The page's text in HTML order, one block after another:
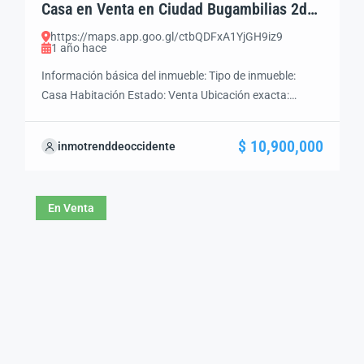
Casa en Venta en Ciudad Bugambilias 2da
Sección, Zapopan | Jardín y Amplios
Espacios
https://maps.app.goo.gl/ctbQDFxA1YjGH9iz9
1 año hace
Información básica del inmueble: Tipo de inmueble:
Casa Habitación Estado: Venta Ubicación exacta:
Construcción: 297 m² Recamaras: 4 Baños: 4 1/2
Hidroneumático […]
inmotrenddeoccidente $ 10,900,000
En Venta